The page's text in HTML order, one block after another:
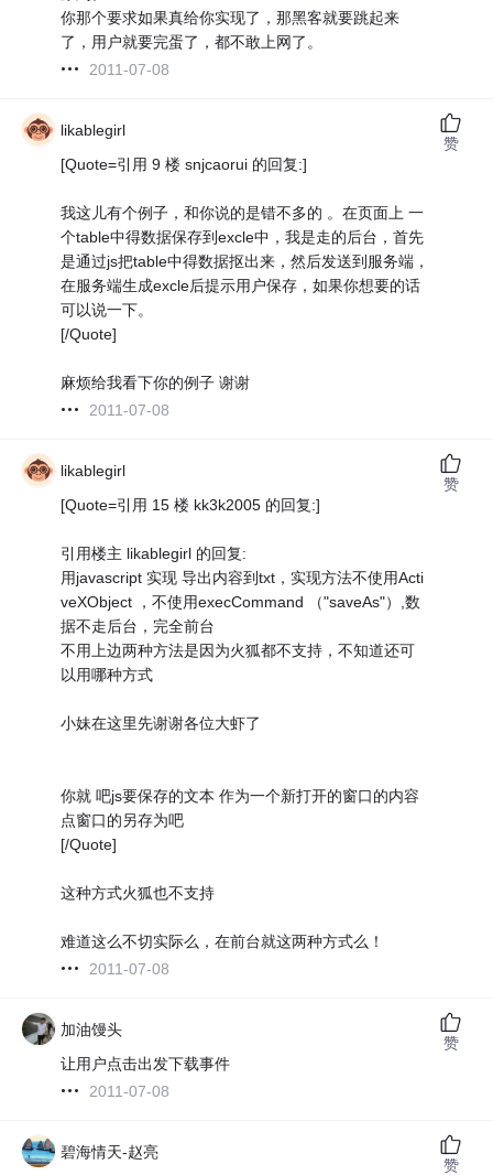
你那个要求如果真给你实现了，那黑客就要跳起来
了，用户就要完蛋了，都不敢上网了。
2011-07-08
likablegirl
[Quote=引用 9 楼 snjcaorui 的回复:]
我这儿有个例子，和你说的是错不多的 。在页面上 一
个table中得数据保存到excle中，我是走的后台，首先
是通过js把table中得数据抠出来，然后发送到服务端，
在服务端生成excle后提示用户保存，如果你想要的话
可以说一下。
[/Quote]
麻烦给我看下你的例子 谢谢
2011-07-08
赞
likablegirl
[Quote=引用 15 楼 kk3k2005 的回复:]
引用楼主 likablegirl 的回复:
用javascript 实现 导出内容到txt，实现方法不使用Acti
veXObject ，不使用execCommand （"saveAs"）,数
据不走后台，完全前台
不用上边两种方法是因为火狐都不支持，不知道还可
以用哪种方式
小妹在这里先谢谢各位大虾了
你就 吧js要保存的文本 作为一个新打开的窗口的内容
点窗口的另存为吧
[/Quote]
这种方式火狐也不支持
难道这么不切实际么，在前台就这两种方式么！
2011-07-08
赞
加油馒头
让用户点击出发下载事件
2011-07-08
赞
碧海情天-赵亮
赞